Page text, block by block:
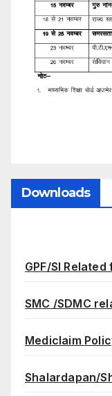
Downloads
GPF/SI
SMC /SDMC
Mediclaim
Shalardapan/